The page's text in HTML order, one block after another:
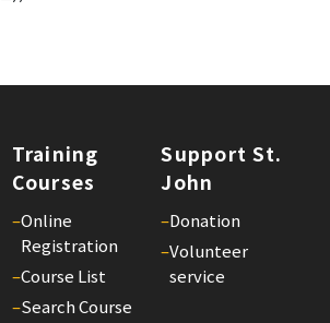
Training
Courses
–Online
Registration
–Course List
–Search Course
Support St.
John
–Donation
–Volunteer
service